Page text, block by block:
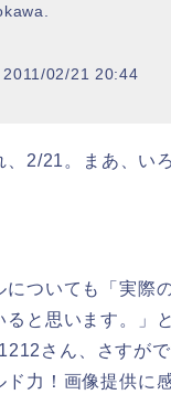
02/21 20:44
、2/21。まあ、い
についても「実際
ると思います。」
さん、さすが
力！画像提供に